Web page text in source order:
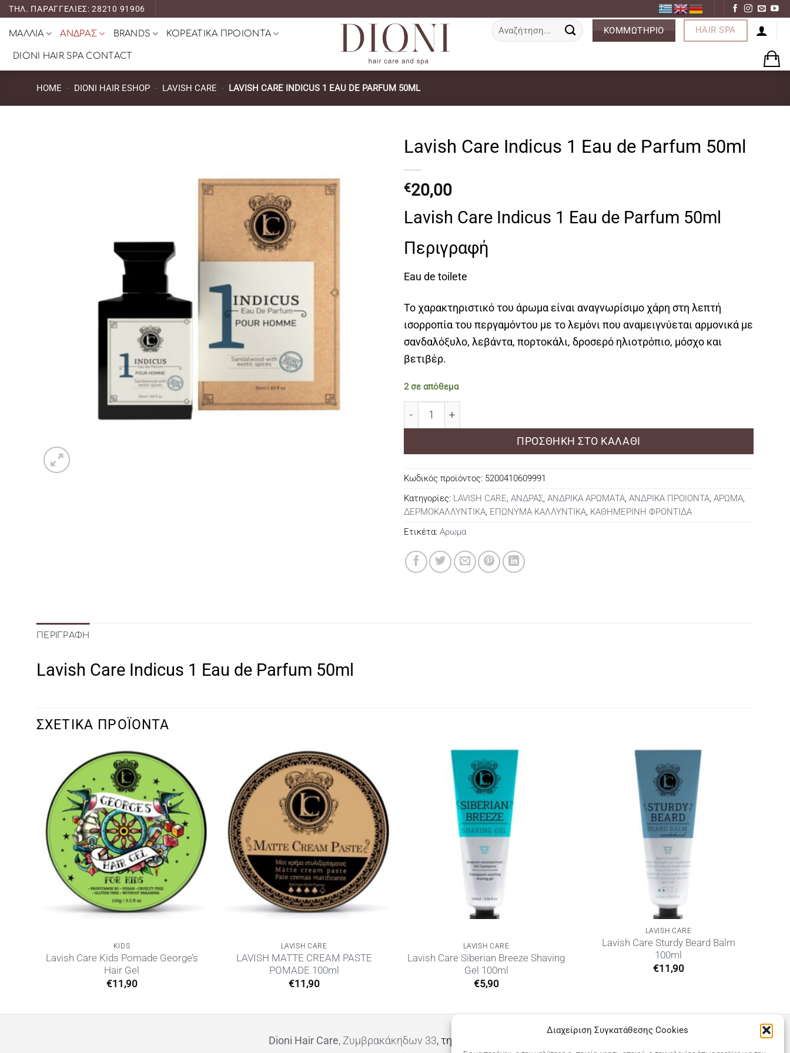
Διαχείριση Συγκατάθεσης Cookies
Μετάβαση
ΤΗΛ. ΠΑΡΑΓΓΕΛΙΕΣ: 28210 91906
ΜΑΛΛΙΑ ΑΝΔΡΑΣ BRANDS ΚΟΡΕΑΤΙΚΑ ΠΡΟΙΟΝΤΑ
DIONI HAIR SPA CONTACT
Αναζήτηση
για:
ΚΟΜΜΩΤΗΡΙΟ HAIR SPA
HOME - DIONI HAIR ESHOP - LAVISH CARE - LAVISH CARE INDICUS 1 EAU DE PARFUM 50ML
Lavish Care Indicus 1 Eau de Parfum 50ml
€20,00
Lavish Care Indicus 1 Eau de Parfum 50ml
Περιγραφή
Eau de toilete
Το χαρακτηριστικό του άρωμα είναι αναγνωρίσιμο χάρη στη λεπτή
ισορροπία του περγαμόντου με το λεμόνι που αναμειγνύεται αρμονικά με
σανδαλόξυλο, λεβάντα, πορτοκάλι, δροσερό ηλιοτρόπιο, μόσχο και
βετιβέρ.
2 σε απόθεμα
ΠΡΟΣΘΉΚΗ ΣΤΟ ΚΑΛΆΘΙ
Κωδικός προϊόντος: 5200410609991
Κατηγορίες: LAVISH CARE, ΑΝΔΡΑΣ, ΑΝΔΡΙΚΑ ΑΡΩΜΑΤΑ, ΑΝΔΡΙΚΑ ΠΡΟΙΟΝΤΑ, ΑΡΩΜΑ,
ΔΕΡΜΟΚΑΛΛΥΝΤΙΚΑ, ΕΠΩΝΥΜΑ ΚΑΛΛΥΝΤΙΚΑ, ΚΑΘΗΜΕΡΙΝΗ ΦΡΟΝΤΙΔΑ
Ετικέτα: Αρωμα
ΠΕΡΙΓΡΑΦΉ
Lavish Care Indicus 1 Eau de Parfum 50ml
ΣΧΕΤΙΚΆ ΠΡΟΪΌΝΤΑ
KIDS
Lavish Care Kids Pomade George’s
Hair Gel
€11,90
LAVISH CARE
LAVISH MATTE CREAM PASTE
POMADE 100ml
€11,90
LAVISH CARE
Lavish Care Siberian Breeze Shaving
Gel 100ml
€5,90
LAVISH CARE
Lavish Care Sturdy Beard Balm
100ml
€11,90
Dioni Hair Care, Ζυμβρακάκηδων 33, τηλ 28210 91906